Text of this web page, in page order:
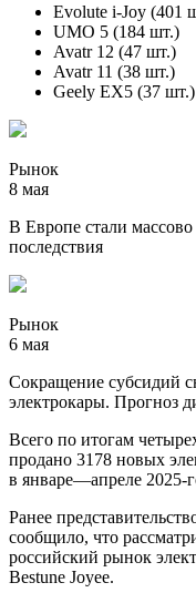
Evolute i-Joy (401
UMO 5 (184 шт.)
Avatr 12 (47 шт.)
Avatr 11 (38 шт.)
Geely EX5 (37 шт.)
Рынок
8 мая
В Европе стали
последствия
Рынок
6 мая
Сокращение субсидий
электрокары. Прогноз
Всего по итогам
продано 3178 новых
в январе—апреле 2025-
Ранее
сообщило, что
российский рынок
Bestune Joyee.